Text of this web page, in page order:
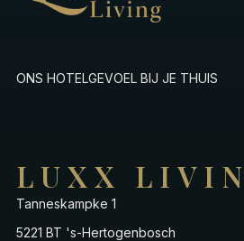
ONS HOTELGEVOEL BIJ JE THUIS
LUXX
Tanneskampke 1
5221 BT 's-Hertogenbosch